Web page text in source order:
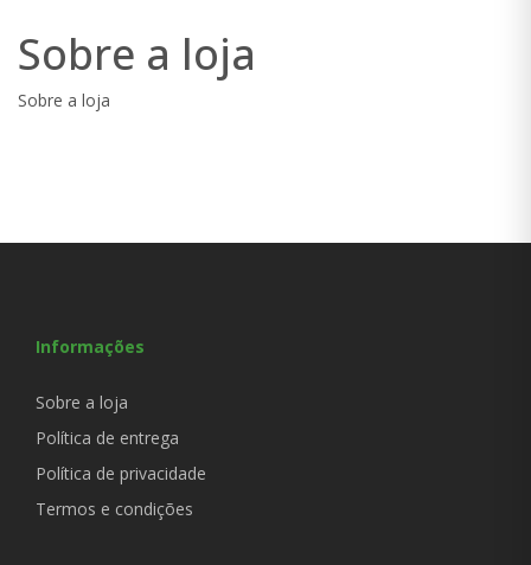
Sobre a loja
Sobre a loja
Informações
Sobre a loja
Política de entrega
Política de privacidade
Termos e condições